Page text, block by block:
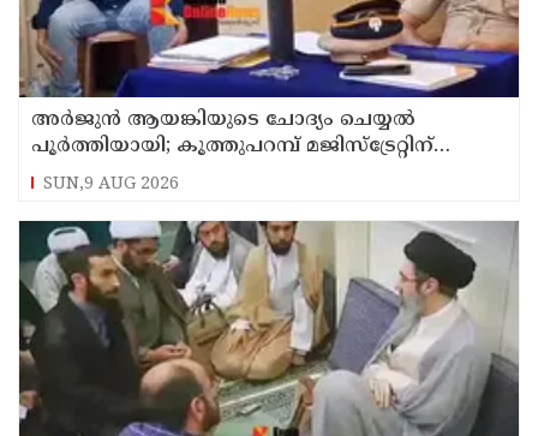
അര്‍ജുന്‍ ആയങ്കിയുടെ ചോദ്യം ചെയ്യല്‍
പൂര്‍ത്തിയായി; കൂത്തുപറമ്പ് മജിസ്ട്രേറ്റിന്
മുൻപില്‍ ഹാജരാക്കും
SUN,9 AUG 2026